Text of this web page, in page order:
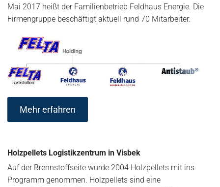
Mai 2017 heißt der Familienbetrieb Feldhaus Energie. Die
Firmengruppe beschäftigt aktuell rund 70 Mitarbeiter.
Mehr erfahren
Holzpellets Logistikzentrum in Visbek
Auf der Brennstoffseite wurde 2004 Holzpellets mit ins
Programm genommen. Holzpellets sind eine